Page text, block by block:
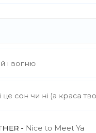
і вогню
сон чи ні (а краса
Nice to Meet Ya